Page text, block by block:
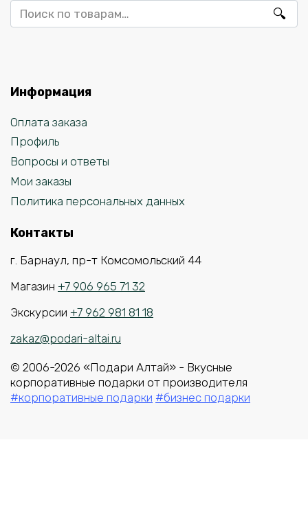
Искать:
Информация
Оплата заказа
Профиль
Вопросы и ответы
Мои заказы
Политика персональных данных
Контакты
г. Барнаул, пр-т Комсомольский 44
Магазин +7 906 965 71 32
Экскурсии +7 962 981 81 18
zakaz@podari-altai.ru
© 2006-2026 «Подари Алтай» - Вкусные
корпоративные подарки от производителя
#корпоративные подарки #бизнес подарки